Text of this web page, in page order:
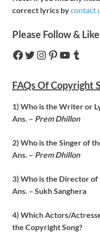
correct lyrics bycontact
Please Follow &
FAQs OfCopyright
1) Who is the Writer or
Ans. – Prem Dhillon
2) Who is the Singer of
Ans. – Prem Dhillon
3) Who is the Director of
Ans. – Sukh Sanghera
4) Which Actors/
the CopyrightSong?